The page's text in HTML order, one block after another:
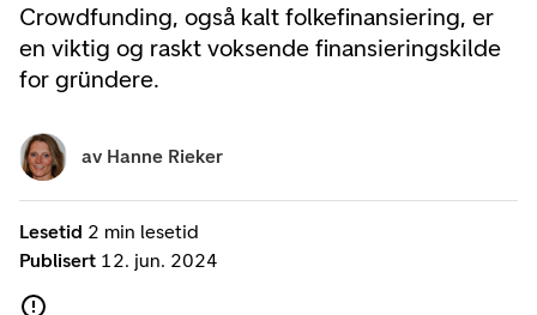
Crowdfunding, også kalt folkefinansiering, er
en viktig og raskt voksende finansieringskilde
for gründere.
Lesetid 2 min lesetid
Publisert 12. jun. 2024
av Hanne Rieker